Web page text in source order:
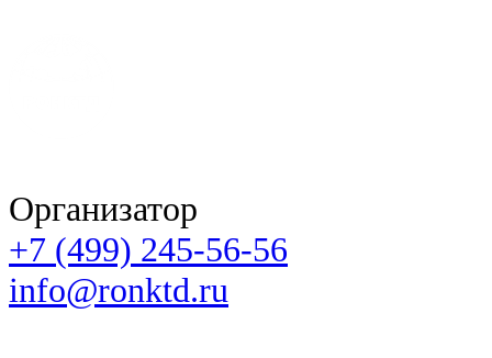
Организатор
+7 (499) 245-56-56
info@ronktd.ru